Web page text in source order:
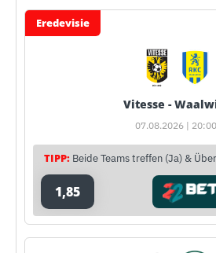
Eredevisie
Vitesse -
07.08.2026 | 20:00
TIPP: Beide Teams treffen (Ja) &
1,85